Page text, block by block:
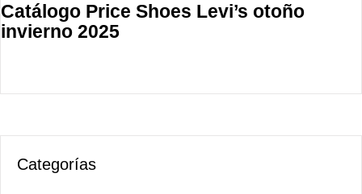
Catálogo Price Shoes Levi’s otoño
invierno 2025
Categorías